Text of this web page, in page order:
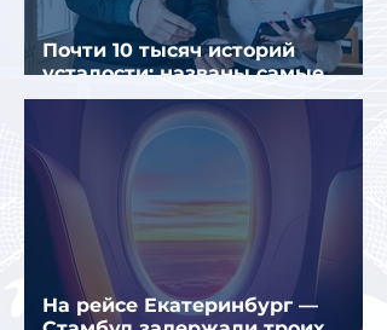
Почти 10 тысяч историй
усталости: названы самые
уставшие россияне
На рейсе Екатеринбург —